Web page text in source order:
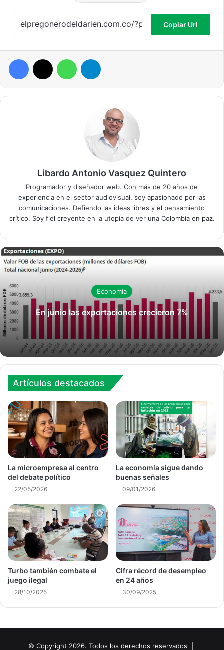
Copiar Url
Facebook WhatsApp
Libardo Antonio Vasquez Quintero
Programador y diseñador web. Con más de 20 años de
experiencia en el sector audiovisual, soy apasionado por las
comunicaciones. Defiendo las ideas libres y el pensamiento
crítico. Soy fiel creyente en la utopía de ver una Colombia en paz.
Economía
En junio las exportaciones crecieron 7%
Artículos destacados
La microempresa al centro
del debate político
22/05/2026
La economía sigue dando
buenas señales
09/01/2026
Turbo también combate el
juego ilegal
28/10/2025
Cifra récord de desempleo
en 24 años
30/09/2025
© Copyright 2026. Todos los derechos reservados |